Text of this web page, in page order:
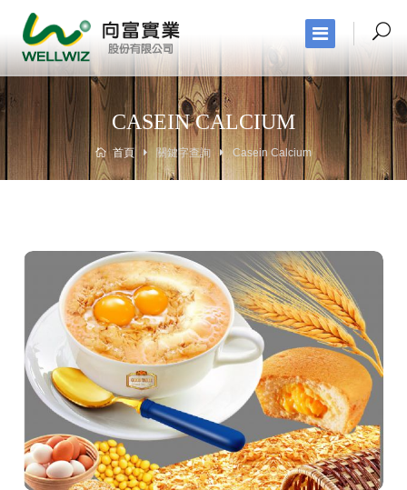
CASEIN CALCIUM
首頁 關鍵字查詢 Casein Calcium